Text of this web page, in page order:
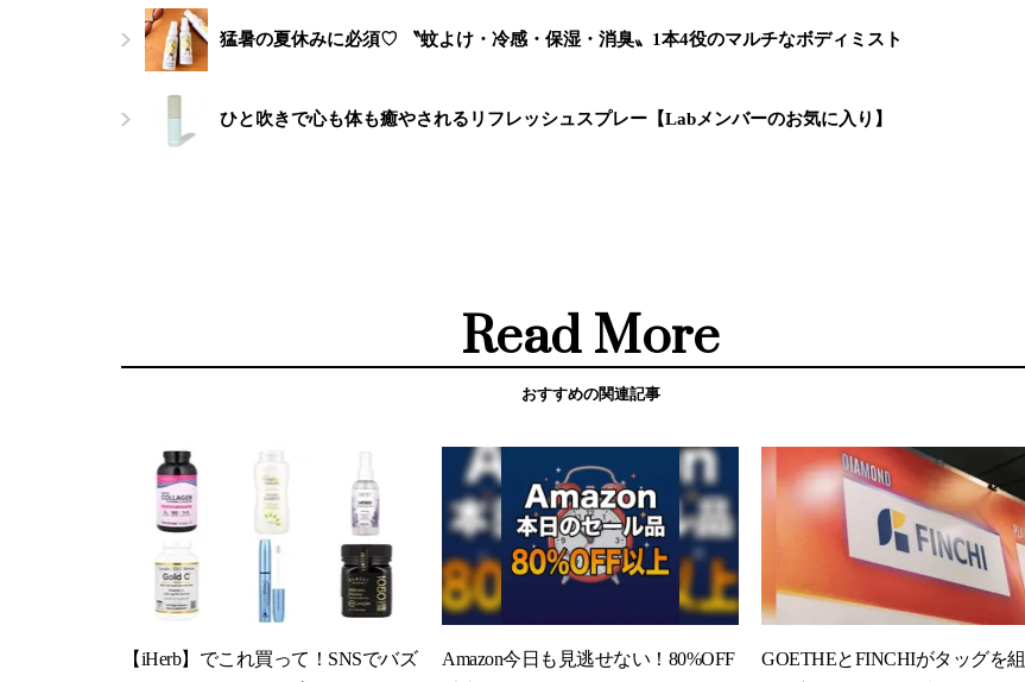
猛暑の夏休みに必須♡ 〝蚊よけ・冷感・保湿・消臭〟1本4役のマルチなボディミスト
ひと吹きで心も体も癒やされるリフレッシュスプレー【Labメンバーのお気に入り】
Read More
おすすめの関連記事
【iHerb】でこれ買って！SNSでバズ
Amazon今日も見逃せない！80%OFF
GOETHEとFINCHIがタッグを組